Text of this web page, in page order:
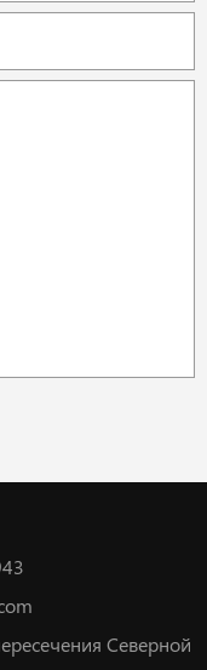
Северной